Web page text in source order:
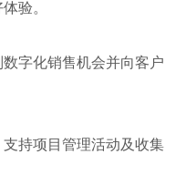
验。
字化销售机会并向客户
持项目管理活动及收集